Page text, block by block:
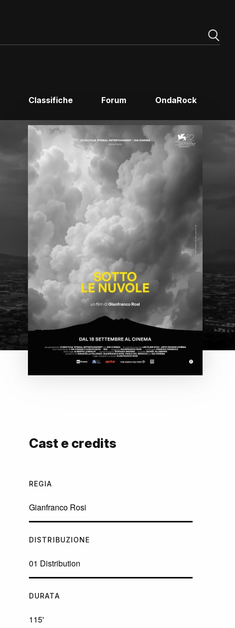
Classifiche Forum OndaRock
Cast e credits
REGIA
Gianfranco Rosi
DISTRIBUZIONE
01 Distribution
DURATA
115'